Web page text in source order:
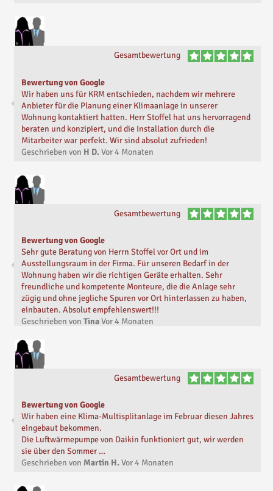
Gesamtbewertung
Bewertung von Google
Wir haben uns für KRM entschieden, nachdem wir mehrere
Anbieter für die Planung einer Klimaanlage in unserer
Wohnung kontaktiert hatten. Herr Stoffel hat uns hervorragend
beraten und konzipiert, und die Installation durch die
Mitarbeiter war perfekt. Wir sind absolut zufrieden!
Geschrieben von H D. Vor4 Monaten
Gesamtbewertung
Bewertung von Google
Sehr gute Beratung von Herrn Stoffel vor Ort und im
Ausstellungsraum in der Firma. Für unseren Bedarf in der
Wohnung haben wir die richtigen Geräte erhalten. Sehr
freundliche und kompetente Monteure, die die Anlage sehr
zügig und ohne jegliche Spuren vor Ort hinterlassen zu haben,
einbauten. Absolut empfehlenswert!!!
Geschrieben von TinaVor4 Monaten
Gesamtbewertung
Bewertung von Google
Wir haben eine Klima-Multisplitanlage im Februar diesen Jahres
eingebaut bekommen.
Die Luftwärmepumpe von Daikin funktioniert gut, wir werden
sie über den Sommer …
Geschrieben von Martin H. Vor4 Monaten